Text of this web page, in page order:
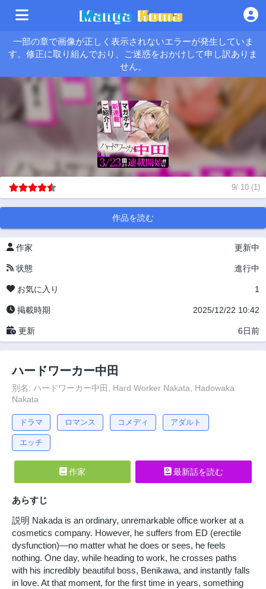
一部の章で画像が正しく表示されないエラーが発生していま
す。修正に取り組んでおり、ご迷惑をおかけして申し訳ありま
せん。
9/ 10 (1)
作品を読む
作家 更新中
状態 進行中
お気に入り 1
掲載時期 2025/12/22 10:42
更新 6日前
ハードワーカー中田
別名: ハードワーカー中田, Hard Worker Nakata, Hadowaka
Nakata
ドラマ ロマンス コメディ アダルト
エッチ
作家 最新話を読む
あらすじ
説明 Nakada is an ordinary, unremarkable office worker at a
cosmetics company. However, he suffers from ED (erectile
dysfunction)—no matter what he does or sees, he feels
nothing. One day, while heading to work, he crosses paths
with his incredibly beautiful boss, Benikawa, and instantly falls
in love. At that moment, for the first time in years, something